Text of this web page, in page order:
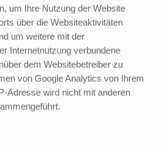
um Ihre Nutzung der Website
über die Websiteaktivitäten
um weitere mit der
Internetnutzung verbundene
dem Websitebetreiber zu
von Google Analytics von Ihrem
Adresse wird nicht mit anderen